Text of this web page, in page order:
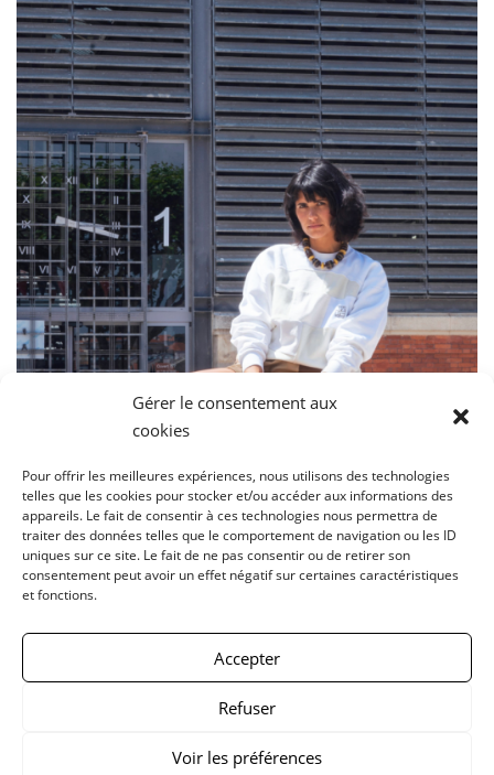
Gérer le consentement aux
cookies
Pour offrir les meilleures expériences, nous utilisons des technologies
telles que les cookies pour stocker et/ou accéder aux informations des
appareils. Le fait de consentir à ces technologies nous permettra de
traiter des données telles que le comportement de navigation ou les ID
uniques sur ce site. Le fait de ne pas consentir ou de retirer son
consentement peut avoir un effet négatif sur certaines caractéristiques
et fonctions.
Accepter
Refuser
Voir les préférences